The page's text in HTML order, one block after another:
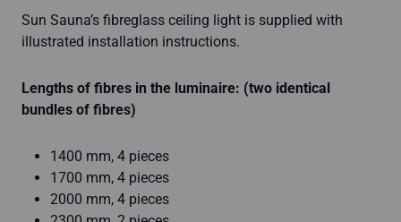
Sun Sauna’s fibreglass ceiling light is supplied with
illustrated installation instructions.
Lengths of fibres in the luminaire: (two identical
bundles of fibres)
1400 mm, 4 pieces
1700 mm, 4 pieces
2000 mm, 4 pieces